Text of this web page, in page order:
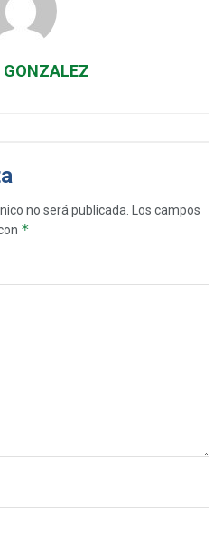
GONZALEZ
no será publicada.
Los campos
*